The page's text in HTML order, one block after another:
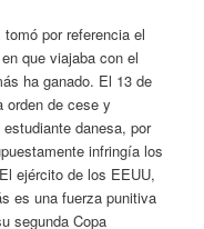
tomó por referencia el
que viajaba con el
ha ganado. El 13 de
orden de cese y
danesa, por
infringía los
ejército de los EEUU,
es una fuerza punitiva
segunda Copa